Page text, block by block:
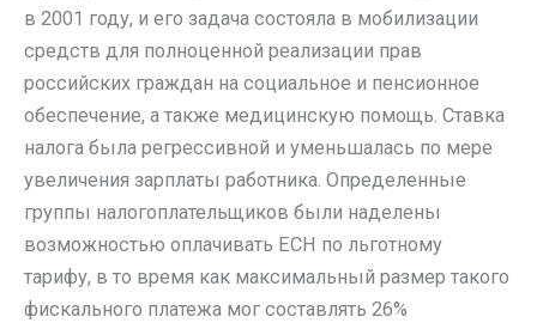
в 2001 году, и его задача состояла в мобилизации
средств для полноценной реализации прав
российских граждан на социальное и пенсионное
обеспечение, а также медицинскую помощь. Ставка
налога была регрессивной и уменьшалась по мере
увеличения зарплаты работника. Определенные
группы налогоплательщиков были наделены
возможностью оплачивать ЕСН по льготному
тарифу, в то время как максимальный размер такого
фискального платежа мог составлять 26%